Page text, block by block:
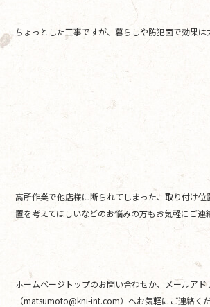
ちょっとした工事ですが、暮らしや防犯面で効果は
高所作業で他店様に断られてしまった、取り付け
置を考えてほしいなどのお悩みの方もお気軽にご連
ホームページトップのお問い合わせか、メールアド
（matsumoto@kni-int.com）へお気軽にご連絡く